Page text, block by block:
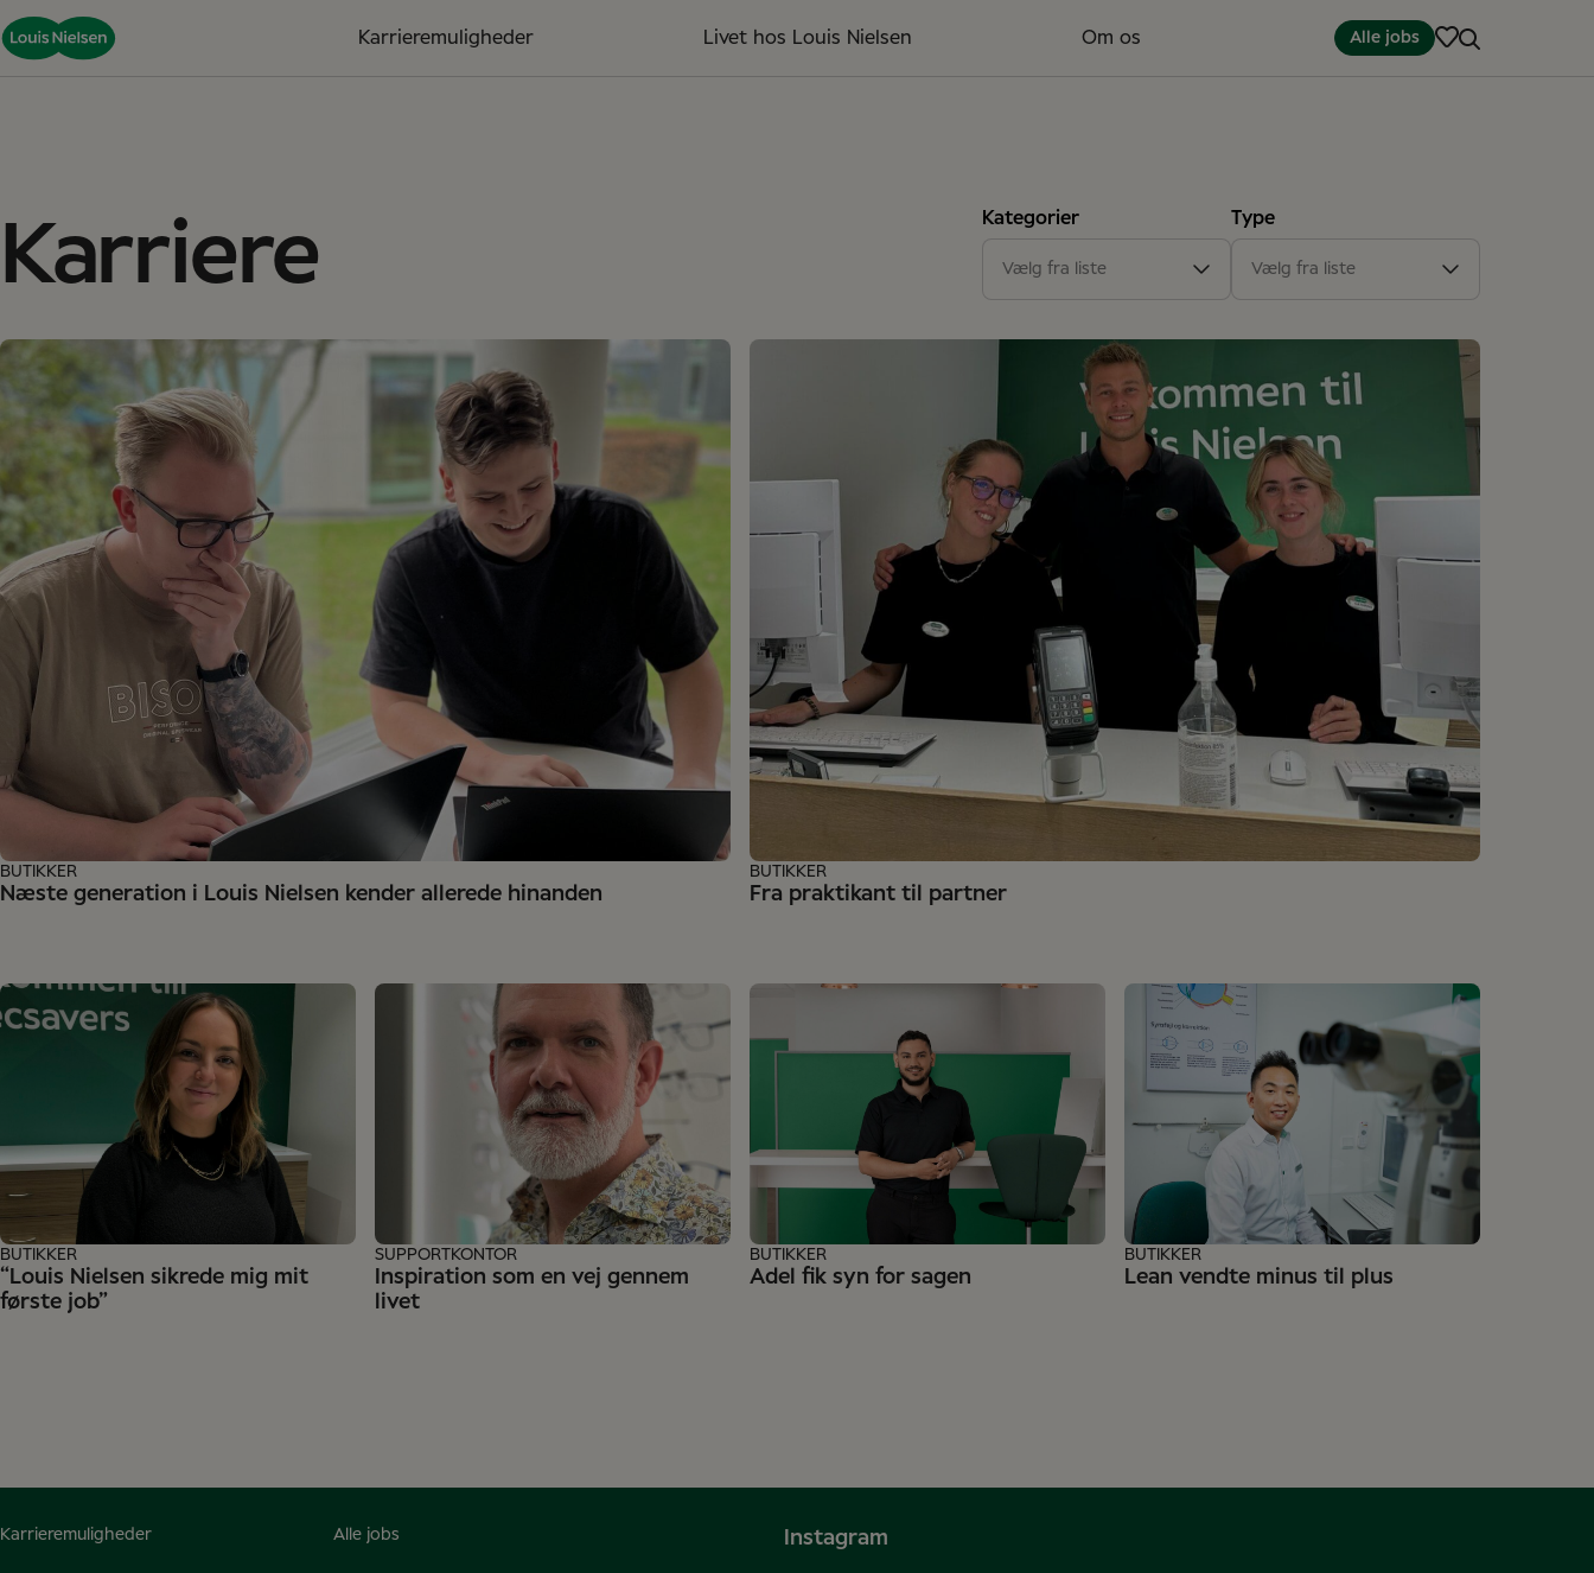
Karrieremuligheder Livet hos Louis Nielsen Om os Alle jobs
Karriere Kategorier
Vælg fra liste
GPTW (1)
Type
Vælg fra liste
Næste generation i Louis Nielsen kender allerede hinanden
BUTIKKER
Fra praktikant til partner
BUTIKKER
“Louis Nielsen sikrede mig mit
første job”
BUTIKKER
Inspiration som en vej gennem
livet
SUPPORTKONTOR
Adel fik syn for sagen
BUTIKKER
Lean vendte minus til plus
BUTIKKER
Karrieremuligheder Alle jobs Instagram